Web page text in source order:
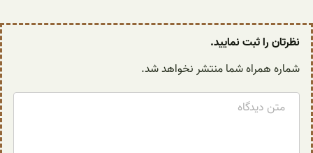
نظرتان را ثبت نمایید.
شماره همراه شما منتشر نخواهد شد.